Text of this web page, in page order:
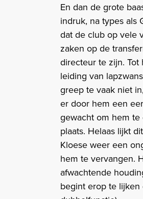
En dan de grote
indruk, na types als
dat de club op vele
zaken op de
directeur te zijn.
leiding van
greep te vaak niet
er door hem een
gewacht om hem
plaats. Helaas lijkt
Kloese weer een
hem te vervangen.
afwachtende
begint erop te lijken